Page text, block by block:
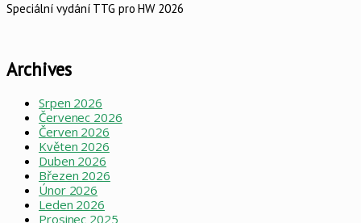
Speciální vydání TTG pro HW 2026
Archives
Srpen 2026
Červenec 2026
Červen 2026
Květen 2026
Duben 2026
Březen 2026
Únor 2026
Leden 2026
Prosinec 2025